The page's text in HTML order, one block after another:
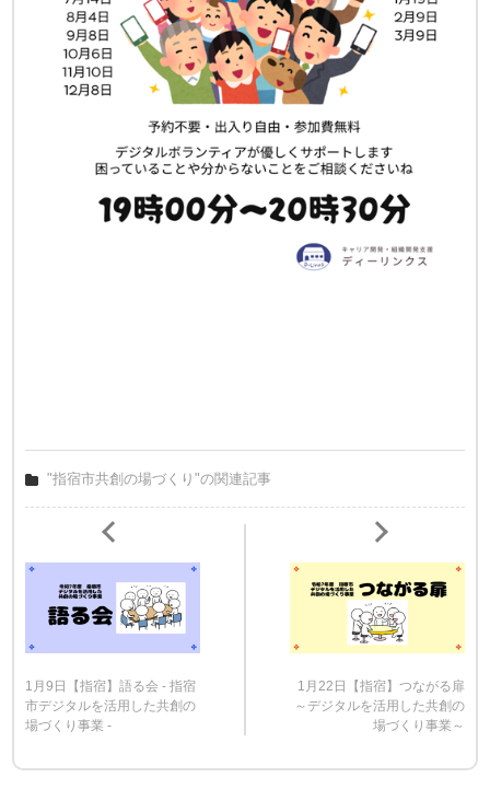
"指宿市共創の場づくり"の関連記事
1月9日【指宿】語る会 - 指宿
市デジタルを活用した共創の
場づくり事業 -
1月22日【指宿】つながる扉
～デジタルを活用した共創の
場づくり事業～